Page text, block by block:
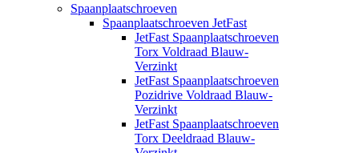
Spaanplaatschroeven
Spaanplaatschroeven JetFast
JetFast Spaanplaatschroeven
Torx Voldraad Blauw-
Verzinkt
JetFast Spaanplaatschroeven
Pozidrive Voldraad Blauw-
Verzinkt
JetFast Spaanplaatschroeven
Torx Deeldraad Blauw-